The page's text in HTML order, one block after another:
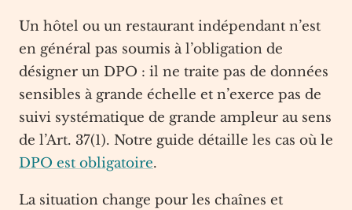
Un hôtel ou un restaurant indépendant n’est
en général pas soumis à l’obligation de
désigner un DPO : il ne traite pas de données
sensibles à grande échelle et n’exerce pas de
suivi systématique de grande ampleur au sens
de l’Art. 37(1). Notre guide détaille les cas où le
DPO est obligatoire.
La situation change pour les chaînes et